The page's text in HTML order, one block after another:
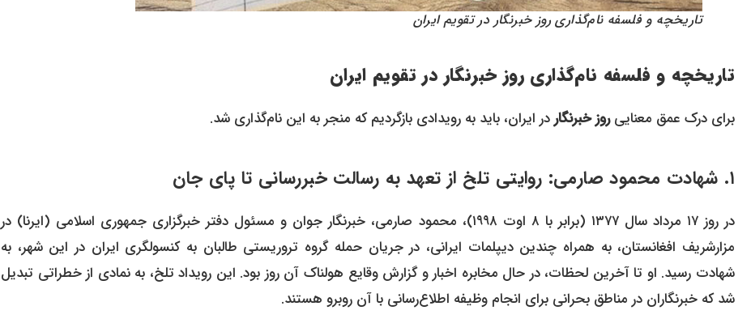
تاریخچه و فلسفه نام‌گذاری روز خبرنگار در تقویم ایران
تاریخچه و فلسفه نام‌گذاری روز خبرنگار در تقویم ایران
برای درک عمق معناییروز خبرنگاردر ایران، باید به رویدادی بازگردیم که منجر به این نام‌گذاری شد.
۱. شهادت محمود صارمی: روایتی تلخ از تعهد به رسالت خبررسانی تا پای جان
در روز ۱۷ مرداد سال ۱۳۷۷ (برابر با ۸ اوت ۱۹۹۸)، محمود صارمی، خبرنگار جوان و مسئول دفتر خبرگزاری جمهوری اسلامی (ایرنا) در
مزارشریف افغانستان، به همراه چندین دیپلمات ایرانی، در جریان حمله گروه تروریستی طالبان به کنسولگری ایران در این شهر، به
شهادت رسید. او تا آخرین لحظات، در حال مخابره اخبار و گزارش وقایع هولناک آن روز بود. این رویداد تلخ، به نمادی از خطراتی تبدیل
شد که خبرنگاران در مناطق بحرانی برای انجام وظیفه اطلاع‌رسانی با آن روبرو هستند.